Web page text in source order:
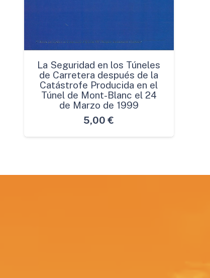
La Seguridad en los Túneles
de Carretera después de la
Catástrofe Producida en el
Túnel de Mont-Blanc el 24
de Marzo de 1999
5,00 €